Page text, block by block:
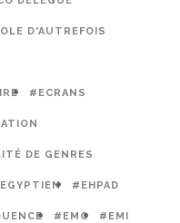
D'AUTREFOIS
#ECRANS
DE GENRES
#EHPAD
#EMC #EMI